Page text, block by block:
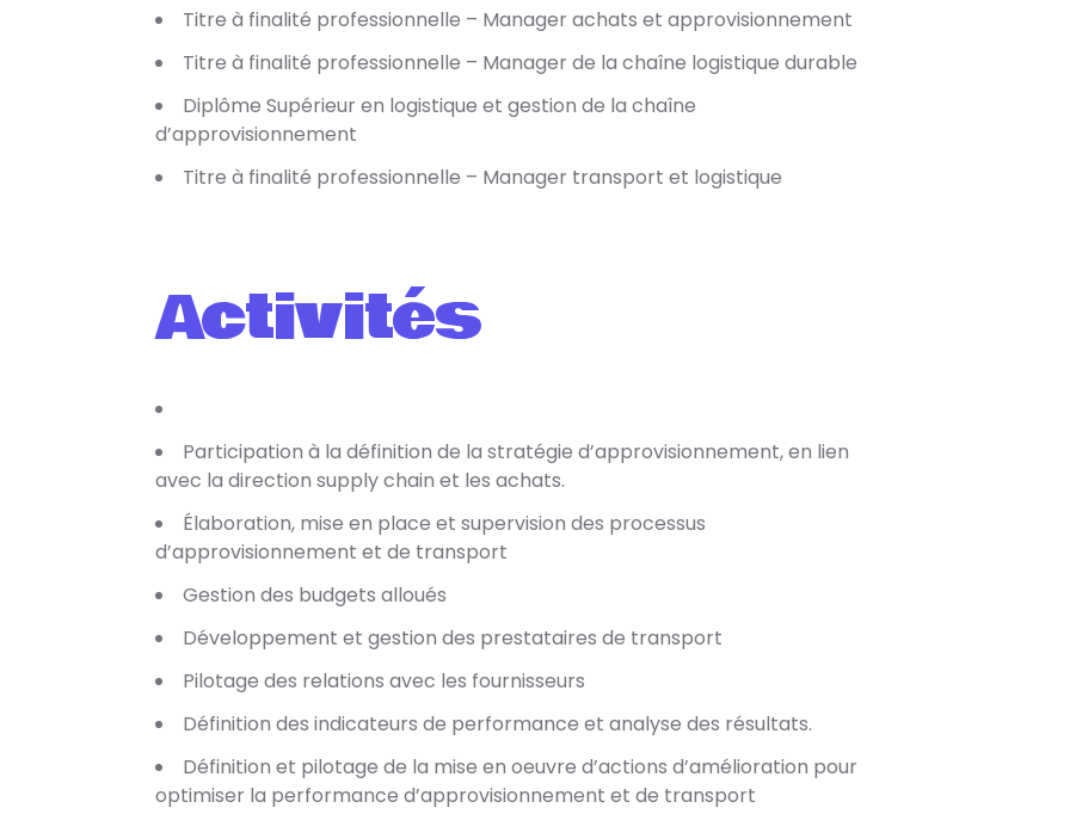
Titre à finalité professionnelle – Manager achats et approvisionnement
Titre à finalité professionnelle – Manager de la chaîne logistique durable
Diplôme Supérieur en logistique et gestion de la chaîne
d’approvisionnement
Titre à finalité professionnelle – Manager transport et logistique
Activités
Participation à la définition de la stratégie d’approvisionnement, en lien
avec la direction supply chain et les achats.
Élaboration, mise en place et supervision des processus
d’approvisionnement et de transport
Gestion des budgets alloués
Développement et gestion des prestataires de transport
Pilotage des relations avec les fournisseurs
Définition des indicateurs de performance et analyse des résultats.
Définition et pilotage de la mise en oeuvre d’actions d’amélioration pour
optimiser la performance d’approvisionnement et de transport